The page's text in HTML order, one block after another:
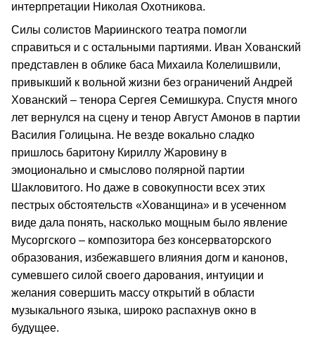
интерпретации Николая Охотникова.
Силы солистов Мариинского театра помогли
справиться и с остальными партиями. Иван Хованский
представлен в облике баса Михаила Колелишвили,
привыкший к вольной жизни без ограничений Андрей
Хованский – тенора Сергея Семишкура. Спустя много
лет вернулся на сцену и тенор Август Амонов в партии
Василия Голицына. Не везде вокально сладко
пришлось баритону Кириллу Жаровину в
эмоционально и смыслово полярной партии
Шакловитого. Но даже в совокупности всех этих
пестрых обстоятельств «Хованщина» и в усеченном
виде дала понять, насколько мощным было явление
Мусоргского – композитора без консерваторского
образования, избежавшего влияния догм и канонов,
сумевшего силой своего дарования, интуиции и
желания совершить массу открытий в области
музыкального языка, широко распахнув окно в
будущее.